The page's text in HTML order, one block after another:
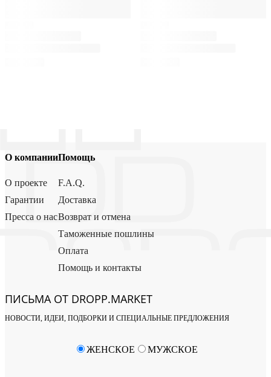
О компании
О проекте
Гарантии
Пресса о нас
Помощь
F.A.Q.
Доставка
Возврат и отмена
Таможенные пошлины
Оплата
Помощь и контакты
ПИСЬМА ОТ DROPP.MARKET
НОВОСТИ, ИДЕИ, ПОДБОРКИ И СПЕЦИАЛЬНЫЕ ПРЕДЛОЖЕНИЯ
ЖЕНСКОЕ МУЖСКОЕ